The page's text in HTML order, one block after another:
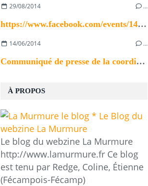
À PROPOS
Le blog du webzine La Murmure
http://www.lamurmure.fr Ce blog
est tenu par Redge, Coline, Étienne
(Fécampois-Fécamp)
29/08/2014 …
https://www.facebook.com/events/1433923370196535/
14/06/2014 …
Communiqué de presse de la coordination des...